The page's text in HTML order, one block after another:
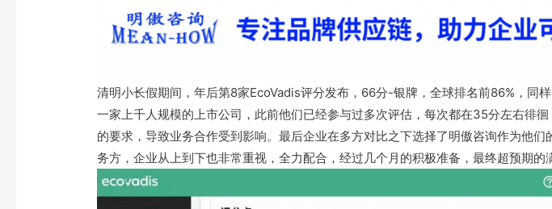
清明小长假期间，年后第8家EcoVadis评分发布，66分-银牌，全球排名前86%，同
一家上千人规模的上市公司，此前他们已经参与过多次评估，每次都在35分左右徘
的要求，导致业务合作受到影响。最后企业在多方对比之下选择了明傲咨询作为他们
务方，企业从上到下也非常重视，全力配合，经过几个月的积极准备，最终超预期的